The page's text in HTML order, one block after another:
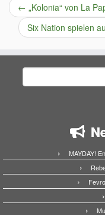
← „Kolonia“ von La
Six Nation spielen
MAYDAY!